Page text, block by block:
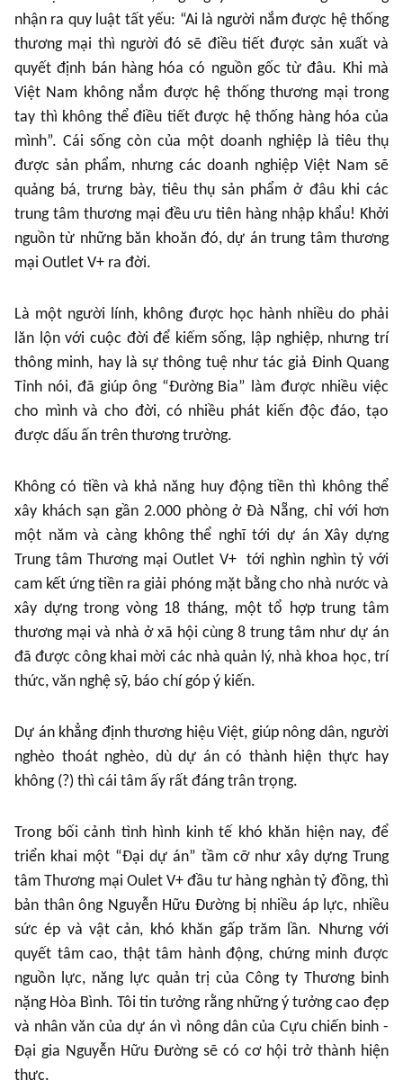
nhận ra quy luật tất yếu: “Ai là người nắm được hệ thống
thương mại thì người đó sẽ điều tiết được sản xuất và
quyết định bán hàng hóa có nguồn gốc từ đâu. Khi mà
Việt Nam không nắm được hệ thống thương mại trong
tay thì không thể điều tiết được hệ thống hàng hóa của
mình”. Cái sống còn của một doanh nghiệp là tiêu thụ
được sản phẩm, nhưng các doanh nghiệp Việt Nam sẽ
quảng bá, trưng bày, tiêu thụ sản phẩm ở đâu khi các
trung tâm thương mại đều ưu tiên hàng nhập khẩu! Khởi
nguồn từ những băn khoăn đó, dự án trung tâm thương
mại Outlet V+ ra đời.
Là một người lính, không được học hành nhiều do phải
lăn lộn với cuộc đời để kiếm sống, lập nghiệp, nhưng trí
thông minh, hay là sự thông tuệ như tác giả Đinh Quang
Tỉnh nói, đã giúp ông “Đường Bia” làm được nhiều việc
cho mình và cho đời, có nhiều phát kiến độc đáo, tạo
được dấu ấn trên thương trường.
Không có tiền và khả năng huy động tiền thì không thể
xây khách sạn gần 2.000 phòng ở Đà Nẵng, chỉ với hơn
một năm và càng không thể nghĩ tới dự án Xây dựng
Trung tâm Thương mại Outlet V+ tới nghìn nghìn tỷ với
cam kết ứng tiền ra giải phóng mặt bằng cho nhà nước và
xây dựng trong vòng 18 tháng, một tổ hợp trung tâm
thương mại và nhà ở xã hội cùng 8 trung tâm như dự án
đã được công khai mời các nhà quản lý, nhà khoa học, trí
thức, văn nghệ sỹ, báo chí góp ý kiến.
Dự án khẳng định thương hiệu Việt, giúp nông dân, người
nghèo thoát nghèo, dù dự án có thành hiện thực hay
không (?) thì cái tâm ấy rất đáng trân trọng.
Trong bối cảnh tình hình kinh tế khó khăn hiện nay, để
triển khai một “Đại dự án” tầm cỡ như xây dựng Trung
tâm Thương mại Oulet V+ đầu tư hàng nghàn tỷ đồng, thì
bản thân ông Nguyễn Hữu Đường bị nhiều áp lực, nhiều
sức ép và vật cản, khó khăn gấp trăm lần. Nhưng với
quyết tâm cao, thật tâm hành động, chứng minh được
nguồn lực, năng lực quản trị của Công ty Thương binh
nặng Hòa Bình. Tôi tin tưởng rằng những ý tưởng cao đẹp
và nhân văn của dự án vì nông dân của Cựu chiến binh -
Đại gia Nguyễn Hữu Đường sẽ có cơ hội trở thành hiện
thực.